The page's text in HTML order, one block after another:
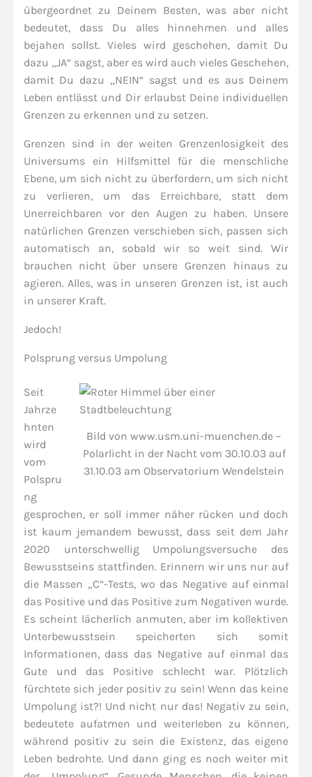
übergeordnet zu Deinem Besten, was aber nicht
bedeutet, dass Du alles hinnehmen und alles
bejahen sollst. Vieles wird geschehen, damit Du
dazu „JA“ sagst, aber es wird auch vieles Geschehen,
damit Du dazu „NEIN“ sagst und es aus Deinem
Leben entlässt und Dir erlaubst Deine individuellen
Grenzen zu erkennen und zu setzen.
Grenzen sind in der weiten Grenzenlosigkeit des
Universums ein Hilfsmittel für die menschliche
Ebene, um sich nicht zu überfordern, um sich nicht
zu verlieren, um das Erreichbare, statt dem
Unerreichbaren vor den Augen zu haben. Unsere
natürlichen Grenzen verschieben sich, passen sich
automatisch an, sobald wir so weit sind. Wir
brauchen nicht über unsere Grenzen hinaus zu
agieren. Alles, was in unseren Grenzen ist, ist auch
in unserer Kraft.
Jedoch!
Polsprung versus Umpolung
Bild von www.usm.uni-muenchen.de –
Polarlicht in der Nacht vom 30.10.03 auf
31.10.03 am Observatorium Wendelstein
Seit
Jahrze
hnten
wird
vom
Polspru
ng
gesprochen, er soll immer näher rücken und doch
ist kaum jemandem bewusst, dass seit dem Jahr
2020 unterschwellig Umpolungsversuche des
Bewusstseins stattfinden. Erinnern wir uns nur auf
die Massen „C“-Tests, wo das Negative auf einmal
das Positive und das Positive zum Negativen wurde.
Es scheint lächerlich anmuten, aber im kollektiven
Unterbewusstsein speicherten sich somit
Informationen, dass das Negative auf einmal das
Gute und das Positive schlecht war. Plötzlich
fürchtete sich jeder positiv zu sein! Wenn das keine
Umpolung ist?! Und nicht nur das! Negativ zu sein,
bedeutete aufatmen und weiterleben zu können,
während positiv zu sein die Existenz, das eigene
Leben bedrohte. Und dann ging es noch weiter mit